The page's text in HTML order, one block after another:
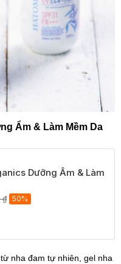
Ẩm & Làm Mềm Da
Dưỡng Ẩm & Làm
₫ 50%
nha đam tự nhiên, gel nha